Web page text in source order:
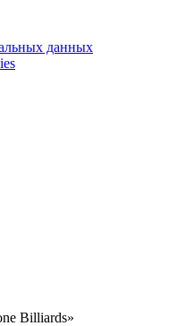
данных
Billiards»